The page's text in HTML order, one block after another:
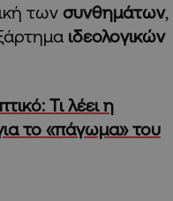
των συνθημάτων,
ιδεολογικών
Τι λέει η
το «πάγωμα» του